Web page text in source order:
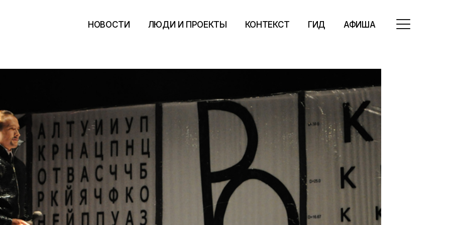
НОВОСТИ ЛЮДИ И ПРОЕКТЫ КОНТЕКСТ ГИД АФИША